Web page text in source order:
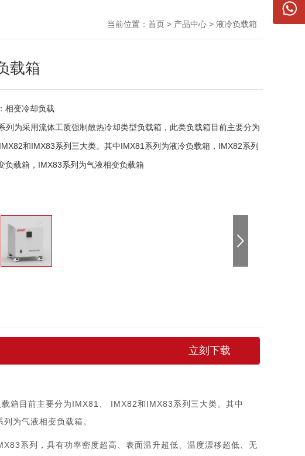
当前位置： 首页 > 产品中心 > 液冷负载箱
载箱
相变冷却负载
列为采用流体工质强制散热冷却类型负载箱，此类负载箱目前主要分为
和IMX83系列三大类。其中IMX81系列为液冷负载箱，IMX82系列
负载箱，IMX83系列为气液相变负载箱
立刻下载
箱目前主要分为IMX81、 IMX82和IMX83系列三大类。其中
为气液相变负载箱。
系列，具有功率密度超高、表面温升超低、温度漂移超低、无